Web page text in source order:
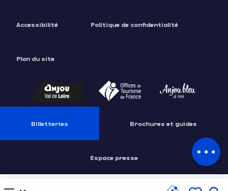
Description
par email
Accessibilité Politique de confidentialité
Plan du site
Billetteries Brochures et guides
Espace presse